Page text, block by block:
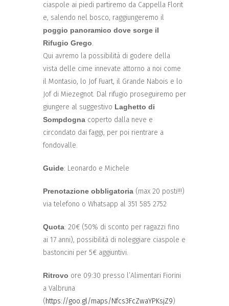
ciaspole ai piedi partiremo da Cappella Florit
e, salendo nel bosco, raggiungeremo il
poggio panoramico dove sorge il
Rifugio Grego.
Qui avremo la possibilità di godere della
vista delle cime innevate attorno a noi come
il Montasio, lo Jof Fuart, il Grande Nabois e lo
Jof di Miezegnot. Dal rifugio proseguiremo per
giungere al suggestivo Laghetto di
Sompdogna coperto dalla neve e
circondato dai faggi, per poi rientrare a
fondovalle.
Guide: Leonardo e Michele
Prenotazione obbligatoria (max 20 posti!!!)
via telefono o Whatsapp al 351 585 2752
Quota: 20€ (50% di sconto per ragazzi fino
ai 17 anni), possibilità di noleggiare ciaspole e
bastoncini per 5€ aggiuntivi.
Ritrovo ore 09:30 presso l’Alimentari Fiorini
a Valbruna
(https://goo.gl/maps/Nfcs3FcZwaYPKsjZ9)